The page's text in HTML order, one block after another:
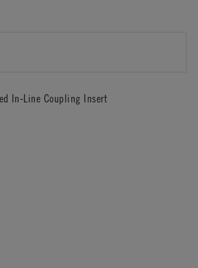
In-Line Coupling Insert